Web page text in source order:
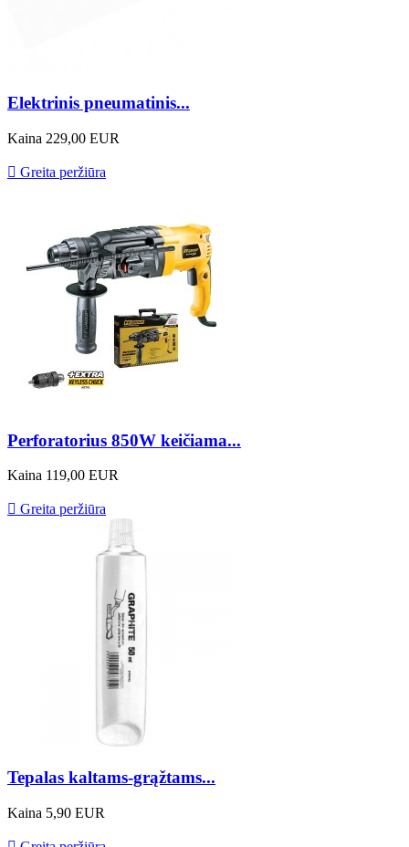
Elektrinis pneumatinis...
Kaina 229,00 EUR
 Greita peržiūra
Perforatorius 850W keičiama...
Kaina 119,00 EUR
 Greita peržiūra
Tepalas kaltams-grąžtams...
Kaina 5,90 EUR